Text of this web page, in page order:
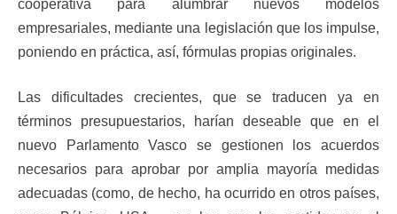
cooperativa para alumbrar nuevos modelos
empresariales, mediante una legislación que los impulse,
poniendo en práctica, así, fórmulas propias originales.
Las dificultades crecientes, que se traducen ya en
términos presupuestarios, harían deseable que en el
nuevo Parlamento Vasco se gestionen los acuerdos
necesarios para aprobar por amplia mayoría medidas
adecuadas (como, de hecho, ha ocurrido en otros países,